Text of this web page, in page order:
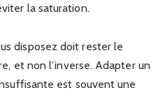
la saturation.
disposez doit rester le
et non l’inverse. Adapter un
est souvent une